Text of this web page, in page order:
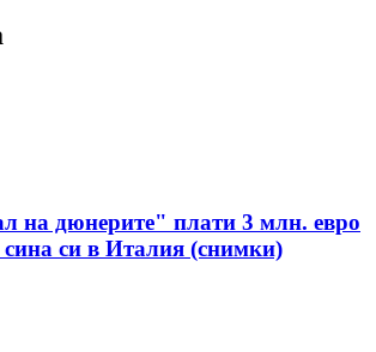
на дюнерите" плати 3 млн. евро
сина си в Италия (снимки)